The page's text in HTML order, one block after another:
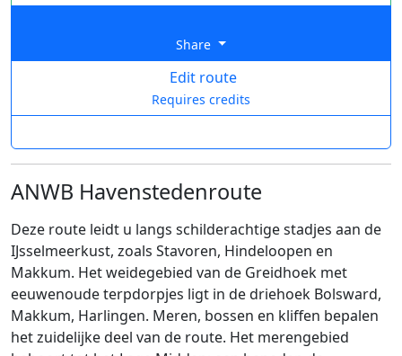
Share
Edit route
Requires credits
ANWB Havenstedenroute
Deze route leidt u langs schilderachtige stadjes aan de
IJsselmeerkust, zoals Stavoren, Hindeloopen en
Makkum. Het weidegebied van de Greidhoek met
eeuwenoude terpdorpjes ligt in de driehoek Bolsward,
Makkum, Harlingen. Meren, bossen en kliffen bepalen
het zuidelijke deel van de route. Het merengebied